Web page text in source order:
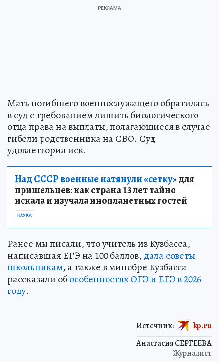
Мать погибшего военнослужащего обратилась
в суд с требованием лишить биологического
отца права на выплаты, полагающиеся в случае
гибели родственника на СВО. Суд
удовлетворил иск.
Над СССР военные натянули «сетку»для
пришельцев: как страна 13 лет тайно
искала и изучала инопланетных гостей
НАУКА
Ранее мы писали, что учитель из Кузбасса,
написавшая ЕГЭ на 100 баллов, дала советы
школьникам, а также в минобре Кузбасса
рассказали обособенностях ОГЭ и ЕГЭ в 2026
году.
Анастасия СЕРГЕЕВА
Журналист
Источник: kp.ru